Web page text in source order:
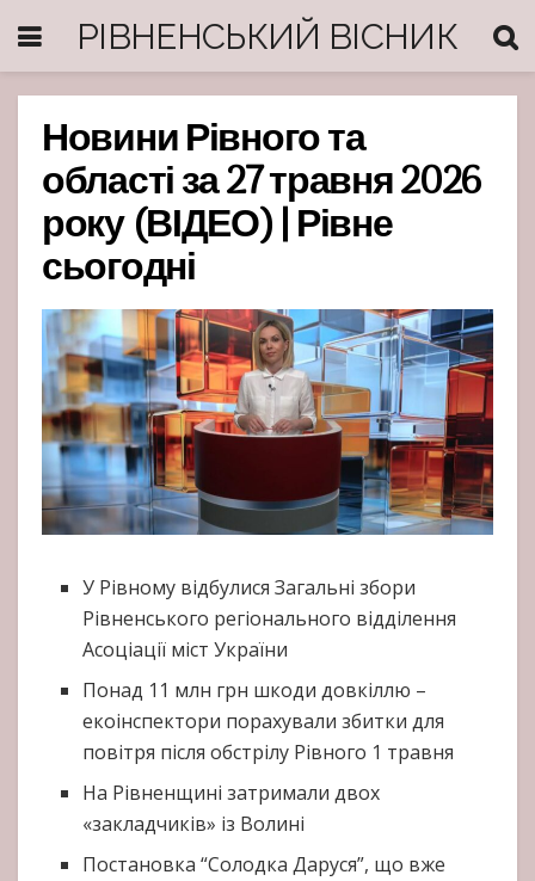
РІВНЕНСЬКИЙ ВІСНИК
Новини Рівного та
області за 27 травня 2026
року (ВІДЕО) | Рівне
сьогодні
У Рівному відбулися Загальні збори
Рівненського регіонального відділення
Асоціації міст України
Понад 11 млн грн шкоди довкіллю –
екоінспектори порахували збитки для
повітря після обстрілу Рівного 1 травня
На Рівненщині затримали двох
«закладчиків» із Волині
Постановка “Солодка Даруся”, що вже